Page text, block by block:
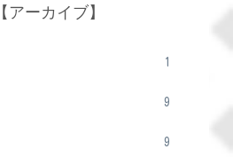
【アーカイブ】
1
9
9